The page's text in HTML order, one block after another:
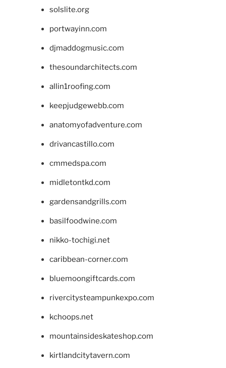
solslite.org
portwayinn.com
djmaddogmusic.com
thesoundarchitects.com
allin1roofing.com
keepjudgewebb.com
anatomyofadventure.com
drivancastillo.com
cmmedspa.com
midletontkd.com
gardensandgrills.com
basilfoodwine.com
nikko-tochigi.net
caribbean-corner.com
bluemoongiftcards.com
rivercitysteampunkexpo.com
kchoops.net
mountainsideskateshop.com
kirtlandcitytavern.com